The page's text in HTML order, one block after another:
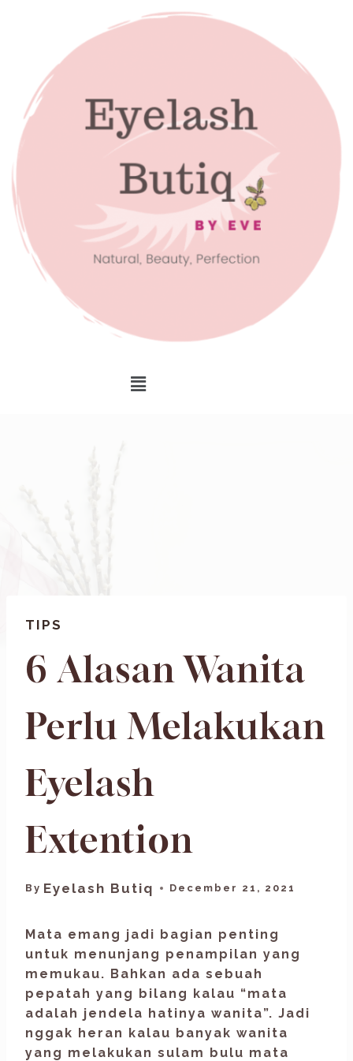
TIPS
6 Alasan Wanita
Perlu Melakukan
Eyelash
Extention
By Eyelash Butiq December 21, 2021
Mata emang jadi bagian penting
untuk menunjang penampilan yang
memukau. Bahkan ada sebuah
pepatah yang bilang kalau “mata
adalah jendela hatinya wanita”. Jadi
nggak heran kalau banyak wanita
yang melakukan sulam bulu mata